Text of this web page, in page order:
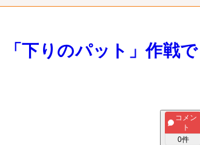
下りのパット」作戦で
コメン
ト
0件